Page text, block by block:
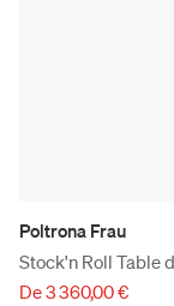
Poltrona Frau
Stock'n Roll Table
De 3 360,00 €